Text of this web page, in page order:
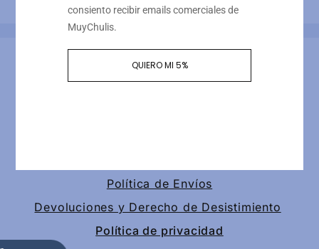
Información de contacto
Política de Envíos
Devoluciones y Derecho de Desistimiento
Política de privacidad
consiento recibir emails comerciales de
MuyChulis.
QUIERO MI 5%